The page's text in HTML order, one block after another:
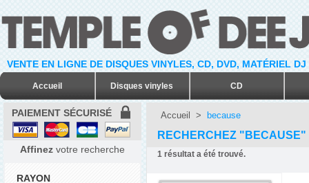
VENTE EN LIGNE DE DISQUES VINYLES, CD, DVD, MATÉRIEL
Accueil Disques vinyles CD
PAIEMENT SÉCURISÉ
Affinez votre recherche
RAYON
Accueil > because
RECHERCHEZ "BECAUSE"
1 résultat a été trouvé.